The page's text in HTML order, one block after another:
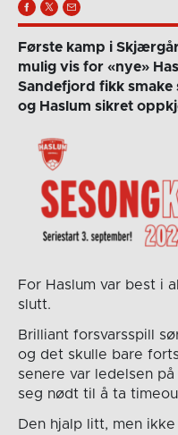
Første kamp i
mulig vis for «nye»
Sandefjord fikk smake
og Haslum sikret
For Haslum var best i
slutt.
Brilliant forsvarsspill
og det skulle bare
senere var ledelsen på
seg nødt til å ta
Den hjalp litt, men